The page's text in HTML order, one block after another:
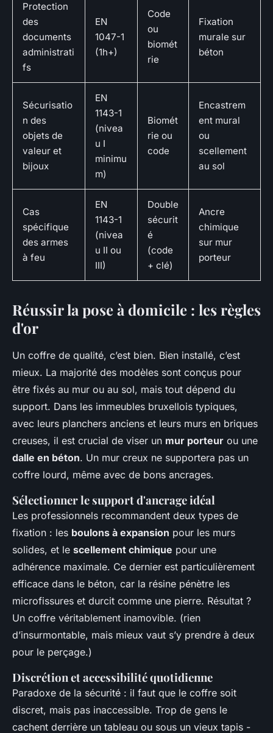
Protection
des
documents
administrati
fs
EN
1047-1
(1h+)
Code
ou
biomét
rie
Fixation
murale sur
béton
Sécurisatio
n des
objets de
valeur et
bijoux
EN
1143-1
(nivea
u I
minimu
m)
Biomét
rie ou
code
Encastrem
ent mural
ou
scellement
au sol
Cas
spécifique
des armes
à feu
EN
1143-1
(nivea
u II ou
III)
Double
sécurit
é
(code
+ clé)
Ancre
chimique
sur mur
porteur
Réussir la pose à domicile : les règles
d'or
Un coffre de qualité, c’est bien. Bien installé, c’est
mieux. La majorité des modèles sont conçus pour
être fixés au mur ou au sol, mais tout dépend du
support. Dans les immeubles bruxellois typiques,
avec leurs planchers anciens et leurs murs en briques
creuses, il est crucial de viser un mur porteur ou une
dalle en béton. Un mur creux ne supportera pas un
coffre lourd, même avec de bons ancrages.
Sélectionner le support d'ancrage idéal
Les professionnels recommandent deux types de
fixation : les boulons à expansion pour les murs
solides, et le scellement chimique pour une
adhérence maximale. Ce dernier est particulièrement
efficace dans le béton, car la résine pénètre les
microfissures et durcit comme une pierre. Résultat ?
Un coffre véritablement inamovible. (rien
d’insurmontable, mais mieux vaut s’y prendre à deux
pour le perçage.)
Discrétion et accessibilité quotidienne
Paradoxe de la sécurité : il faut que le coffre soit
discret, mais pas inaccessible. Trop de gens le
cachent derrière un tableau ou sous un vieux tapis -